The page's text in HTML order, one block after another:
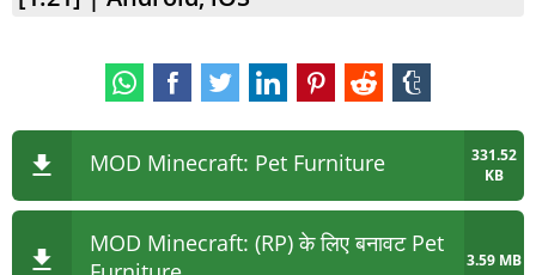
MOD Minecraft: Pet Furniture
331.52
KB
MOD Minecraft: (RP) के लिए बनावट Pet
3.59 MB